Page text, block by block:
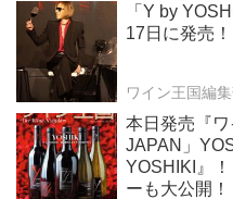
「Y by
17日に発売！
ワイン王国編
本日発売『
JAPAN」
YOSHIKI』
ーも大公開！